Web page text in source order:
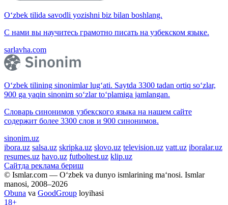
O‘zbek tilida savodli yozishni biz bilan boshlang.
С нами вы научитесь грамотно писать на узбекском языке.
sarlavha.com
O‘zbek tilining sinonimlar lug‘ati. Saytda 3300 tadan ortiq so‘zlar,
900 ga yaqin sinonim so‘zlar to‘plamiga jamlangan.
Словарь синонимов узбекского языка на нашем сайте
содержит более 3300 слов и 900 синонимов.
sinonim.uz
ibora.uz salsa.uz skripka.uz slovo.uz television.uz vatt.uz iboralar.uz
resumes.uz havo.uz futboltest.uz klip.uz
Сайтда реклама бериш
© Ismlar.com — O‘zbek va dunyo ismlarining ma‘nosi. Ismlar
manosi, 2008–2026
Obuna va GoodGroup loyihasi
18+